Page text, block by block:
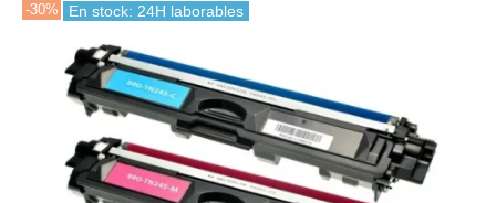
-30% En stock: 24H laborables